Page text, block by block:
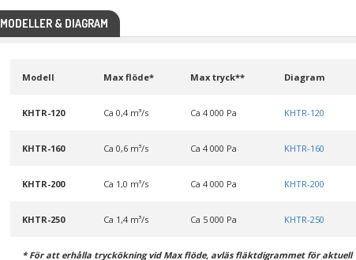
MODELLER & DIAGRAM
Modell Max flöde* Max tryck** Diagram
KHTR-120 Ca 0,4 m³/s Ca 4 000 Pa KHTR-120
KHTR-160 Ca 0,6 m³/s Ca 4 000 Pa KHTR-160
KHTR-200 Ca 1,0 m³/s Ca 4 000 Pa KHTR-200
KHTR-250 Ca 1,4 m³/s Ca 5 000 Pa KHTR-250
* För att erhålla tryckökning vid Max flöde, avläs fläktdigrammet för aktuell